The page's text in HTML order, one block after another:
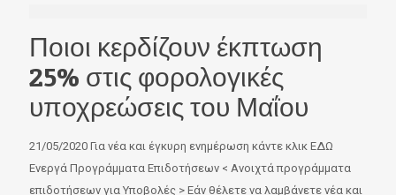
Ποιοι κερδίζουν έκπτωση
25% στις φορολογικές
υποχρεώσεις του Μαΐου
21/05/2020 Για νέα και έγκυρη ενημέρωση κάντε κλικ ΕΔΩ
Ενεργά Προγράμματα Επιδοτήσεων < Ανοιχτά προγράμματα
επιδοτήσεων για Υποβολές > Εάν θέλετε να λαμβάνετε νέα και